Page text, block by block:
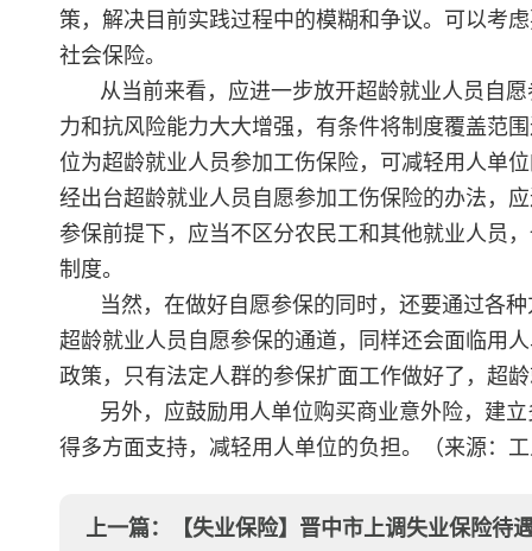
策，解决目前实践过程中的模糊和争议。可以考
社会保险。
从当前来看，应进一步放开超龄就业人员自
力和抗风险能力大大增强，有条件将制度覆盖范
位为超龄就业人员参加工伤保险，可减轻用人单
经出台超龄就业人员自愿参加工伤保险的办法，
参保前提下，应当不区分农民工和其他就业人员
制度。
当然，在做好自愿参保的同时，还要通过各
超龄就业人员自愿参保的通道，同样还会面临用
政策，只有法定人群的参保扩面工作做好了，超
另外，应鼓励用人单位购买商业意外险，建
得多方面支持，减轻用人单位的负担。（来源：
上一篇：
【失业保险】晋中市上调失业保险待